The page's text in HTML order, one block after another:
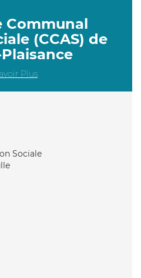
Communal
(CCAS) de
Plus
Sociale